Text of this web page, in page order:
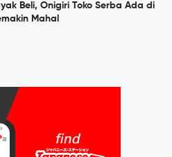
Beli, Onigiri Toko Serba Ada di
Mahal